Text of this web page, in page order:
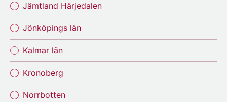
Jämtland Härjedalen
Jönköpings län
Kalmar län
Kronoberg
Norrbotten